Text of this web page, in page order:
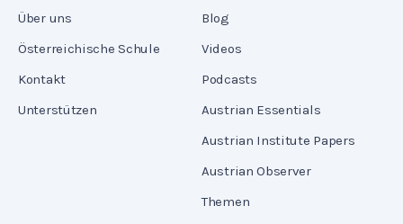
Über uns
Österreichische Schule
Kontakt
Unterstützen
Blog
Videos
Podcasts
Austrian Essentials
Austrian Institute Papers
Austrian Observer
Themen